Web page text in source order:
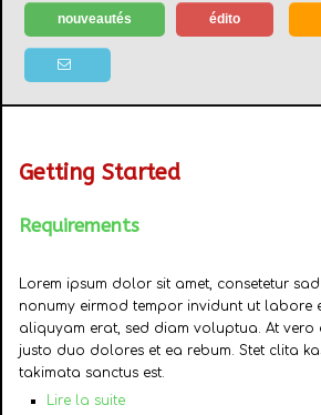
nouveautés édito
Getting Started
Requirements
Lorem ipsum dolor sit amet, consetetur
nonumy eirmod tempor invidunt ut labore
aliquyam erat, sed diam voluptua. At vero
justo duo dolores et ea rebum. Stet clita
takimata sanctus est.
Lire la suite